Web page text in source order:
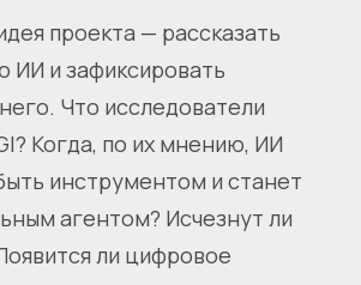
проекта — рассказать
ИИ и зафиксировать
Что исследователи
Когда, по их мнению, ИИ
инструментом и станет
агентом? Исчезнут ли
ли цифровое